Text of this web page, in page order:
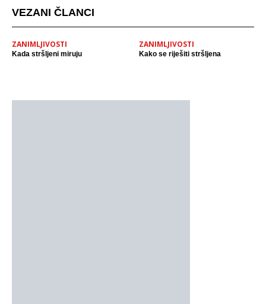
VEZANI ČLANCI
ZANIMLJIVOSTI
Kada stršljeni miruju
ZANIMLJIVOSTI
Kako se riješiti stršljena